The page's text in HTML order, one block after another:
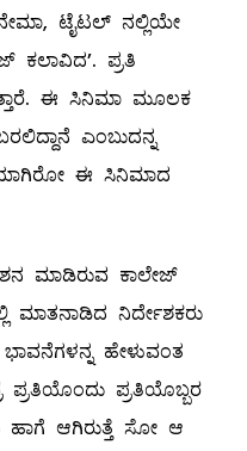
ಟೈಟಲ್ ನಲ್ಲಿಯೇ
ಕಲಾವಿದ’. ಪ್ರತಿ
ಈ ಸಿನಿಮಾ ಮೂಲಕ
ಎಂಬುದನ್ನ
ಈ ಸಿನಿಮಾದ
ಮಾಡಿರುವ ಕಾಲೇಜ್
ಮಾತನಾಡಿದ ನಿರ್ದೇಶಕರು
ಹೇಳುವಂತ
ಪ್ರತಿಯೊಬ್ಬರ
ಆಗಿರುತ್ತೆ ಸೋ ಆ